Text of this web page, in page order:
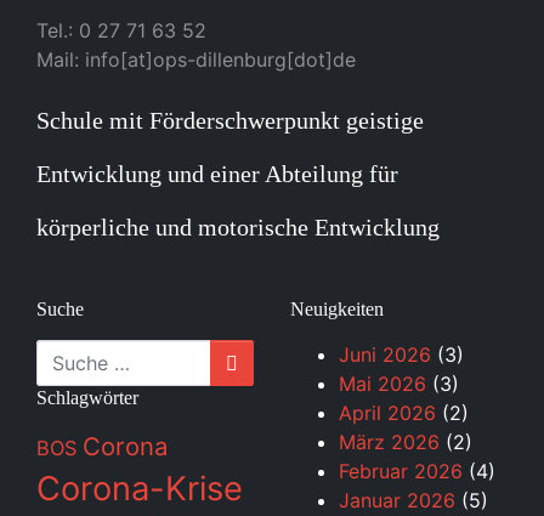
Tel.: 0 27 71 63 52
Mail: info[at]ops-dillenburg[dot]de
Schule mit Förderschwerpunkt geistige
Entwicklung und einer Abteilung für
körperliche und motorische Entwicklung
Suche
Suche
Schlagwörter
BOS Corona
Corona-Krise
Neuigkeiten
Juni 2026 (3)
Mai 2026 (3)
April 2026 (2)
März 2026 (2)
Februar 2026 (4)
Januar 2026 (5)